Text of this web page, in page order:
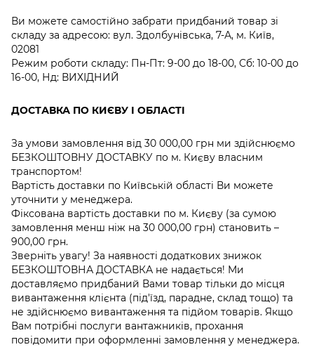
Ви можете самостійно забрати придбаний товар зі
складу за адресою: вул. Здолбунівська, 7-А, м. Київ,
02081
Режим роботи складу: Пн-Пт: 9-00 до 18-00, Сб: 10-00 до
16-00, Нд: ВИХІДНИЙ
ДОСТАВКА ПО КИЄВУ І ОБЛАСТІ
За умови замовлення від 30 000,00 грн ми здійснюємо
БЕЗКОШТОВНУ ДОСТАВКУ по м. Києву власним
транспортом!
Вартість доставки по Київській області Ви можете
уточнити у менеджера.
Фіксована вартість доставки по м. Києву (за сумою
замовлення менш ніж на 30 000,00 грн) становить –
900,00 грн.
Зверніть увагу! За наявності додаткових знижок
БЕЗКОШТОВНА ДОСТАВКА не надається! Ми
доставляємо придбаний Вами товар тільки до місця
вивантаження клієнта (під'їзд, парадне, склад тощо) та
не здійснюємо вивантаження та підйом товарів. Якщо
Вам потрібні послуги вантажників, прохання
повідомити при оформленні замовлення у менеджера.